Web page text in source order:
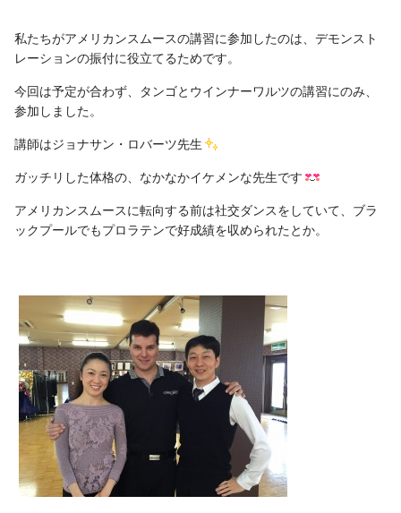
私たちがアメリカンスムースの講習に参加したのは、デモンスト
レーションの振付に役立てるためです。
今回は予定が合わず、タンゴとウインナーワルツの講習にのみ、
参加しました。
講師はジョナサン・ロバーツ先生
ガッチリした体格の、なかなかイケメンな先生です
アメリカンスムースに転向する前は社交ダンスをしていて、ブラ
ックプールでもプロラテンで好成績を収められたとか。